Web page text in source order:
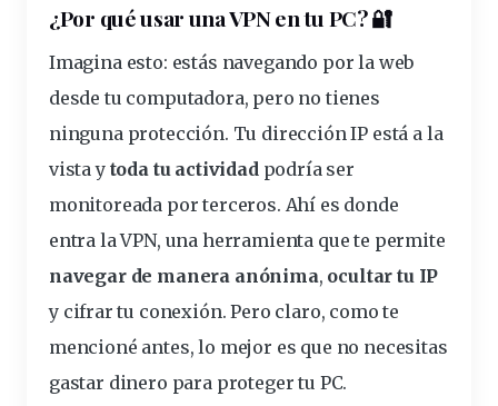
¿Por qué usar una VPN en tu PC?🔐
Imagina esto: estás navegando por la web
desde tu computadora, pero no tienes
ninguna protección. Tu dirección IP está a la
vista y toda tu actividad podría ser
monitoreada por terceros. Ahí es donde
entra laVPN, una herramienta que te permite
navegar de manera anónima, ocultar tu IP
y cifrar tu conexión. Pero claro, como te
mencioné antes, lo mejor es que no necesitas
gastar dinero para proteger tu PC.